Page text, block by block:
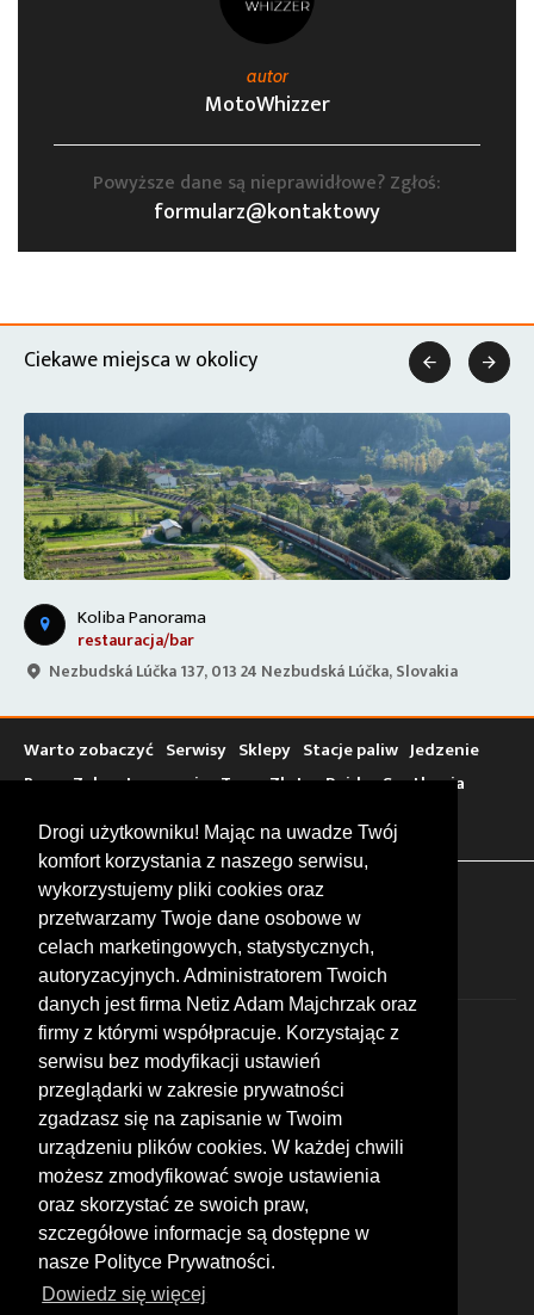
Drogi użytkowniku! Mając na uwadze Twój
komfort korzystania z naszego serwisu,
wykorzystujemy pliki cookies oraz
przetwarzamy Twoje dane osobowe w
celach marketingowych, statystycznych,
autoryzacyjnych. Administratorem Twoich
danych jest firma Netiz Adam Majchrzak oraz
firmy z którymi współpracuje. Korzystając z
serwisu bez modyfikacji ustawień
przeglądarki w zakresie prywatności
zgadzasz się na zapisanie w Twoim
urządzeniu plików cookies. W każdej chwili
możesz zmodyfikować swoje ustawienia
oraz skorzystać ze swoich praw,
szczegółowe informacje są dostępne w
nasze Polityce Prywatności.
Dowiedz się więcej
autor
MotoWhizzer
Powyższe dane są nieprawidłowe? Zgłoś:
formularz@kontaktowy
Ciekawe miejsca w okolicy
Koliba Panorama
restauracja/bar
Nezbudská Lúčka 137, 013 24 Nezbudská Lúčka, Slovakia
 
Warto zobaczyć Serwisy Sklepy Stacje paliw Jedzenie
Bary Zakwaterowanie Tory Zloty Rajdy Spotkania
Targi
Giełdy Szkolenia
FOLLOW US
© 2026 by MotoWhizzer.com
All rights reserved.
KONTAKT
ul. Chopina 16, I piętro
47-400 Racibórz
+48 519 739 378
office@motowhizzer.com